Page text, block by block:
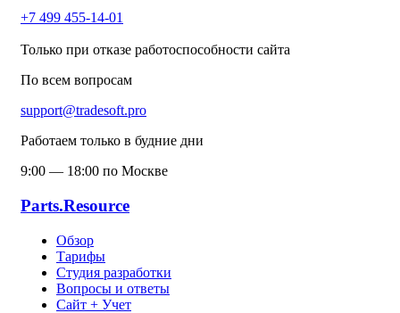
+7 499 455-14-01
Только при отказе работоспособности сайта
По всем вопросам
support@tradesoft.pro
Работаем только в будние дни
9:00 — 18:00 по Москве
Parts.Resource
Обзор
Тарифы
Студия разработки
Вопросы и ответы
Сайт + Учет